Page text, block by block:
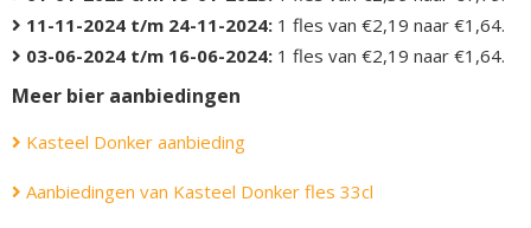
11-11-2024 t/m 24-11-2024: 1 fles van €2,19 naar €1,64.
03-06-2024 t/m 16-06-2024: 1 fles van €2,19 naar €1,64.
Meer bier aanbiedingen
Kasteel Donker aanbieding
Aanbiedingen van Kasteel Donker fles 33cl